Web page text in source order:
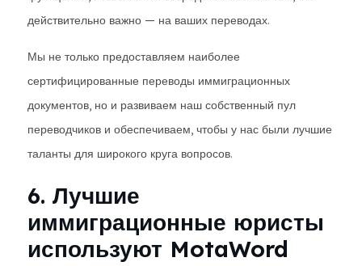
действительно важно — на ваших переводах.
Мы не только предоставляем наиболее
сертифицированные переводы иммиграционных
документов, но и развиваем наш собственный пул
переводчиков и обеспечиваем, чтобы у нас были лучшие
таланты для широкого круга вопросов.
6. Лучшие
иммиграционные юристы
используют MotaWord